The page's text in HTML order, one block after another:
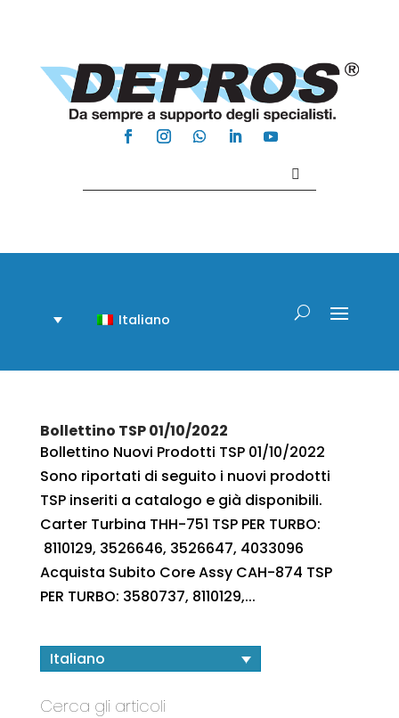
Italiano
Bollettino TSP 01/10/2022
Bollettino Nuovi Prodotti TSP 01/10/2022
Sono riportati di seguito i nuovi prodotti
TSP inseriti a catalogo e già disponibili.
Carter Turbina THH-751 TSP PER TURBO:
8110129, 3526646, 3526647, 4033096
Acquista Subito Core Assy CAH-874 TSP
PER TURBO: 3580737, 8110129,...
Italiano
Cerca gli articoli